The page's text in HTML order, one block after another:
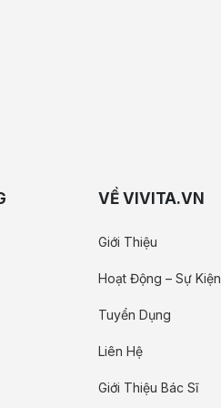
VỀ VIVITA.VN
Giới Thiệu
Hoạt Động – Sự Kiện
Tuyển Dụng
Liên Hệ
Giới Thiệu Bác Sĩ